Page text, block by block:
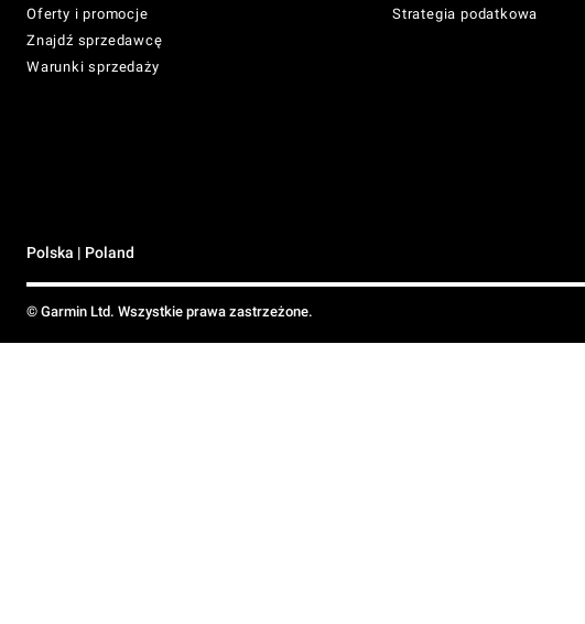
Oferty i promocje
Znajdź sprzedawcę
Warunki sprzedaży
Strategia podatkowa
Polska | Poland
© Garmin Ltd. Wszystkie prawa zastrzeżone.